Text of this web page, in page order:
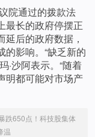
院通过的拨款法
最长的政府停摆正
后的政府数据，
的影响。“缺乏新的
·沙阿表示。“随着
明都可能对市场产
跌650点！科技股集体
温